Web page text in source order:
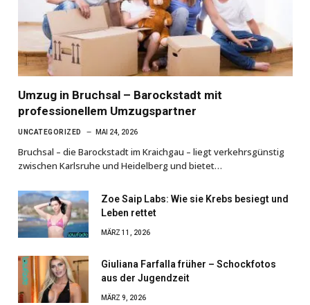
Umzug in Bruchsal – Barockstadt mit
professionellem Umzugspartner
UNCATEGORIZED MAI 24, 2026
Bruchsal – die Barockstadt im Kraichgau – liegt verkehrsgünstig
zwischen Karlsruhe und Heidelberg und bietet…
Zoe Saip Labs: Wie sie Krebs besiegt und
Leben rettet
MÄRZ 11, 2026
Giuliana Farfalla früher – Schockfotos
aus der Jugendzeit
MÄRZ 9, 2026